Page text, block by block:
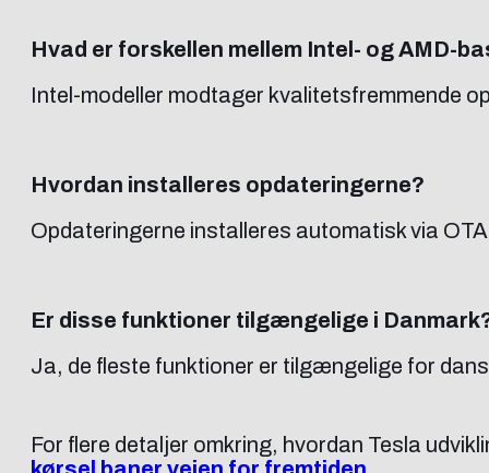
Hvad er forskellen mellem Intel- og AMD-
Intel-modeller modtager kvalitetsfremmende
Hvordan installeres opdateringerne?
Opdateringerne installeres automatisk via
Er disse funktioner tilgængelige i
Ja, de fleste funktioner er tilgængelige for
For flere detaljer omkring, hvordan Tesla